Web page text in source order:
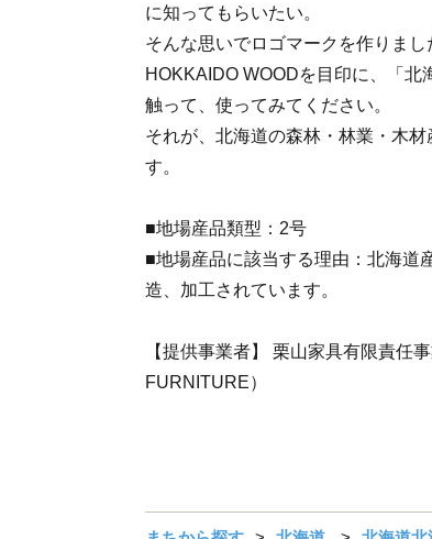
に知ってもらいたい。
そんな思いでロゴマークを作りまし
HOKKAIDO WOODを目印に、「北
触って、使ってみてください。
それが、北海道の森林・林業・木
す。
■地場産品類型：2号
■地場産品に該当する理由：北海道
造、加工されています。
【提供事業者】 栗山家具有限責任
FURNITURE）